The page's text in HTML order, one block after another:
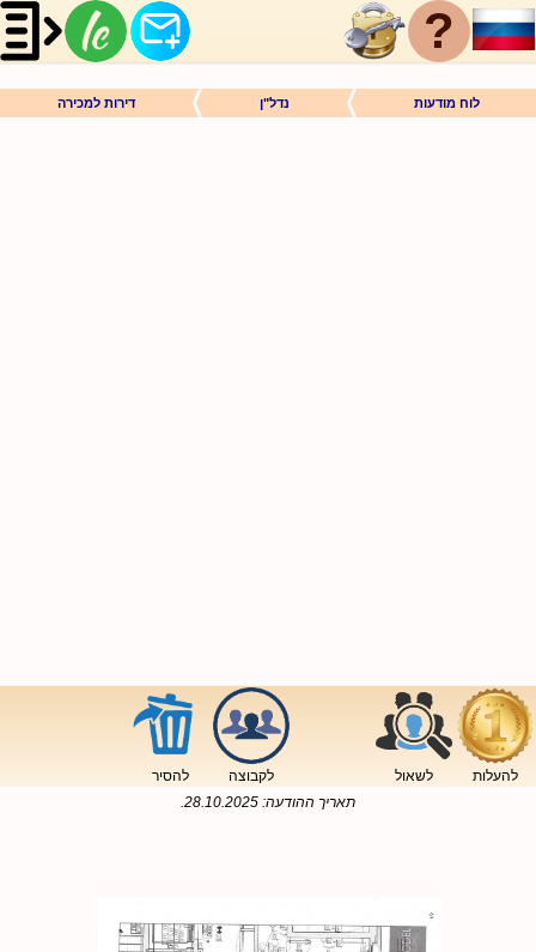
?
לוח מודעות נדל"ן דירות למכירה
להעלות לשאול לקבוצה
להסיר
תאריך ההודעה: 28.10.2025
.